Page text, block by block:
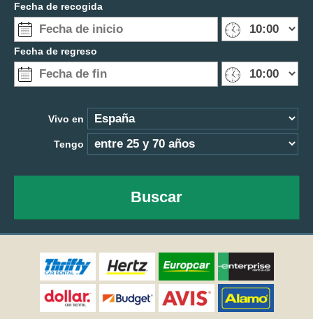
Fecha de recogida
Fecha de regreso
Vivo en
Tengo
Buscar